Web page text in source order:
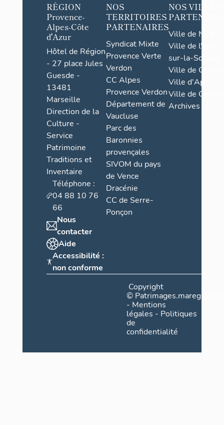
RÉGION
Provence-
Alpes-Côte
d'Azur
Hôtel de Région
- 27 place Jules
Guesde -
13481
Marseille
Direction de la
Culture -
Service
Patrimoine
Traditions et
Inventaire
Téléphone :
04 88 10 76
66
Nous
contacter
Aide
Accessibilité :
non conforme
NOS
TERRITOIRES
PARTENAIRES
Syndicat Mixte
Provence Verte
Verdon
CC Alpes
Provence Verdon
Département de
Vaucluse
Parc des
Baronnies
provençales
SIVOM du pays
de Vence
Dracénie
CC de Serre-
Ponçon
NOS VILLES
Ville de Nice
Ville de l'Isle-
sur-la-Sorgue
Ville de Grasse
Ville d'Apt
Ville de
Archives
Copyright
©
- Mentions
légales - Politiques
de
confidentialité